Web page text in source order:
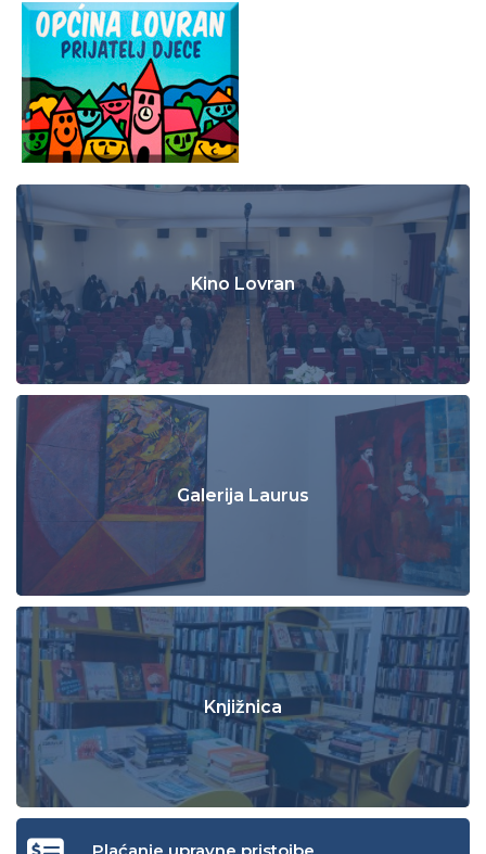
Kino Lovran
Galerija Laurus
Knjižnica